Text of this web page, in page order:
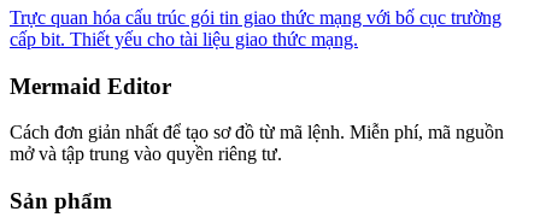
Trực quan hóa cấu trúc gói tin giao thức mạng với bố cục trường
cấp bit. Thiết yếu cho tài liệu giao thức mạng.
Mermaid Editor
Cách đơn giản nhất để tạo sơ đồ từ mã lệnh. Miễn phí, mã nguồn
mở và tập trung vào quyền riêng tư.
Sản phẩm